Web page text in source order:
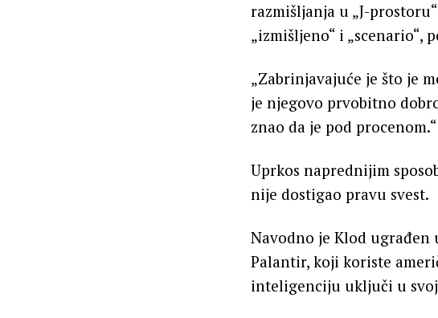
razmišljanja u „J-
„izmišljeno“ i „scenario“,
„Zabrinjavajuće je što je
je njegovo prvobitno
znao da je pod procenom.“
Uprkos naprednijim
nije dostigao pravu svest.
Navodno je Klod ugrađen
Palantir, koji koriste
inteligenciju uključi u